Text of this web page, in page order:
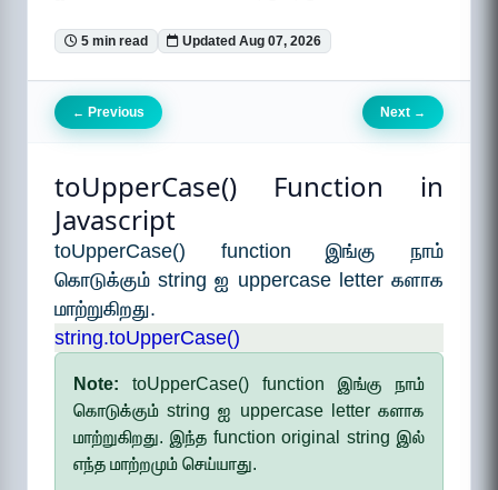
5 min read Updated Aug 07, 2026
← Previous Next →
toUpperCase() Function in
Javascript
toUpperCase() function இங்கு நாம்
கொடுக்கும் string ஐ uppercase letter களாக
மாற்றுகிறது.
string.toUpperCase()
Note: toUpperCase() function இங்கு நாம்
கொடுக்கும் string ஐ uppercase letter களாக
மாற்றுகிறது. இந்த function original string இல்
எந்த மாற்றமும் செய்யாது.